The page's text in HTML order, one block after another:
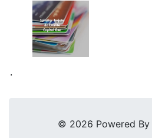
.
© 2026 Powered By